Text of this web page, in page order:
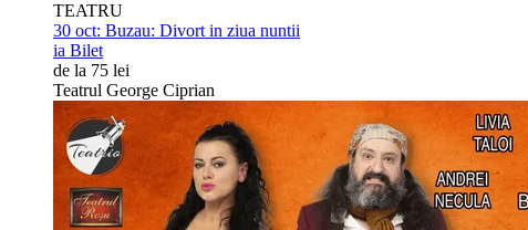
TEATRU
30 oct: Buzau: Divort in ziua nuntii
ia Bilet
de la 75 lei
Teatrul George Ciprian